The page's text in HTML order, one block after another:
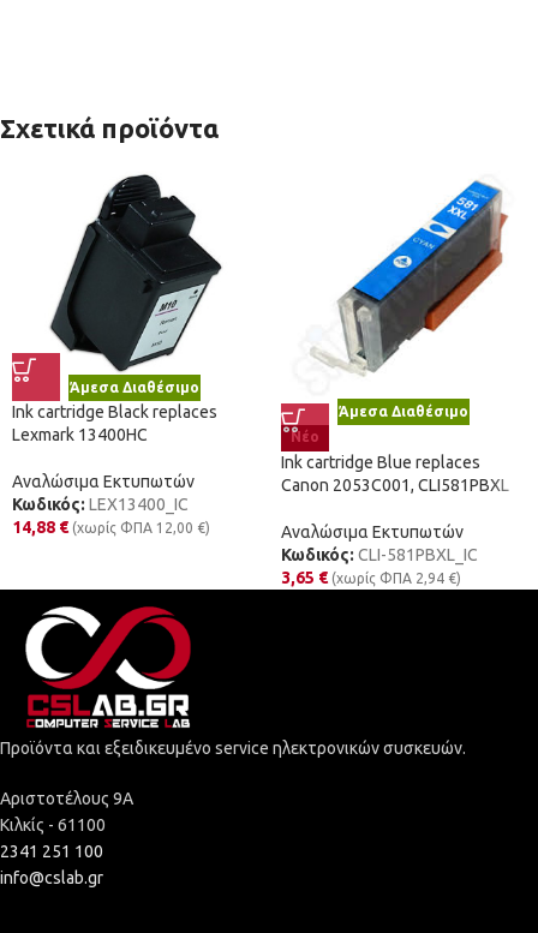
Σχετικά προϊόντα
Άμεσα Διαθέσιμο
Ink cartridge Black replaces
Lexmark 13400HC
Αναλώσιμα Εκτυπωτών
Κωδικός: LEX13400_IC
14,88 € (χωρίς ΦΠΑ 12,00 €)
Άμεσα Διαθέσιμο
Νέο
Ink cartridge Blue replaces
Canon 2053C001, CLI581PBXL
Αναλώσιμα Εκτυπωτών
Κωδικός: CLI-581PBXL_IC
3,65 € (χωρίς ΦΠΑ 2,94 €)
Προϊόντα και εξειδικευμένο service ηλεκτρονικών συσκευών.
Αριστοτέλους 9Α
Κιλκίς - 61100
2341 251 100
info@cslab.gr